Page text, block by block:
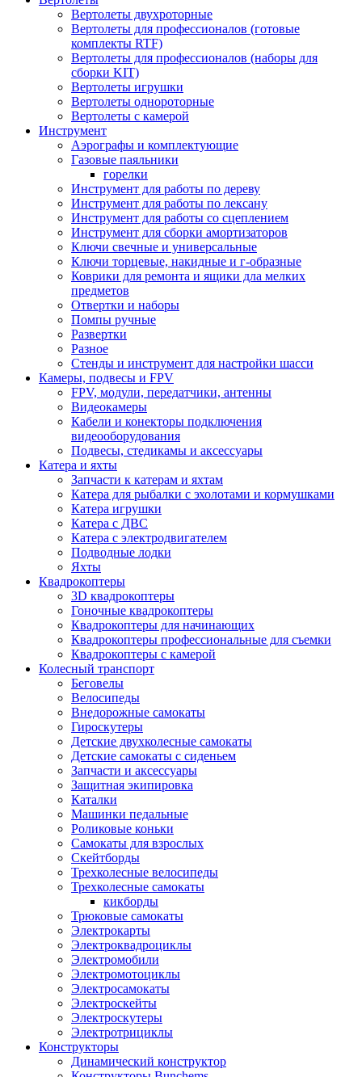
Вертолеты двухроторные
Вертолеты для профессионалов (готовые
комплекты RTF)
Вертолеты для профессионалов (наборы для
сборки KIT)
Вертолеты игрушки
Вертолеты однороторные
Вертолеты с камерой
Инструмент
Аэрографы и комплектующие
Газовые паяльники
горелки
Инструмент для работы по дереву
Инструмент для работы по лексану
Инструмент для работы со сцеплением
Инструмент для сборки амортизаторов
Ключи свечные и универсальные
Ключи торцевые, накидные и г-образные
Коврики для ремонта и ящики дла мелких
предметов
Отвертки и наборы
Помпы ручные
Развертки
Разное
Стенды и инструмент для настройки шасси
Камеры, подвесы и FPV
FPV, модули, передатчики, антенны
Видеокамеры
Кабели и конекторы подключения
видеооборудования
Подвесы, стедикамы и аксессуары
Катера и яхты
Запчасти к катерам и яхтам
Катера для рыбалки с эхолотами и кормушками
Катера игрушки
Катера с ДВС
Катера с электродвигателем
Подводные лодки
Яхты
Квадрокоптеры
3D квадрокоптеры
Гоночные квадрокоптеры
Квадрокоптеры для начинающих
Квадрокоптеры профессиональные для съемки
Квадрокоптеры с камерой
Колесный транспорт
Беговелы
Велосипеды
Внедорожные самокаты
Гироскутеры
Детские двухколесные самокаты
Детские самокаты с сиденьем
Запчасти и аксессуары
Защитная экипировка
Каталки
Машинки педальные
Роликовые коньки
Самокаты для взрослых
Скейтборды
Трехколесные велосипеды
Трехколесные самокаты
кикборды
Трюковые самокаты
Электрокарты
Электроквадроциклы
Электромобили
Электромотоциклы
Электросамокаты
Электроскейты
Электроскутеры
Электротрициклы
Конструкторы
Динамический конструктор